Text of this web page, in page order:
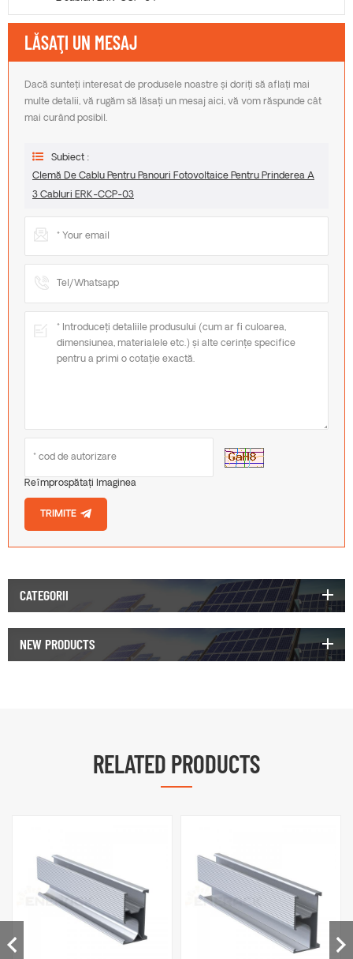
LĂSAŢI UN MESAJ
Dacă sunteți interesat de produsele noastre și doriți să aflați mai
multe detalii, vă rugăm să lăsați un mesaj aici, vă vom răspunde cât
mai curând posibil.
Subiect :
Clemă De Cablu Pentru Panouri Fotovoltaice Pentru Prinderea A
3 Cabluri ERK-CCP-03
Reîmprospătați Imaginea
TRIMITE
CATEGORII
NEW PRODUCTS
RELATED PRODUCTS